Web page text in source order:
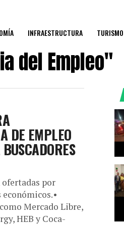
INFRAESTRUCTURA TURISMO
del Empleo"
DE EMPLEO
ofertadas por
Mercado Libre,
HEB y Coca-